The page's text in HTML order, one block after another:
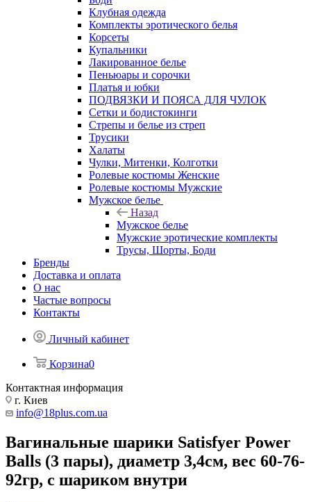
Клубная одежда
Комплекты эротического белья
Корсеты
Купальники
Лакированное белье
Пеньюары и сорочки
Платья и юбки
ПОДВЯЗКИ И ПОЯСА ДЛЯ ЧУЛОК
Сетки и бодистокинги
Стрепы и белье из стреп
Трусики
Халаты
Чулки, Митенки, Колготки
Ролевые костюмы Женские
Ролевые костюмы Мужские
Мужское белье
Назад
Мужское белье
Мужские эротические комплекты
Трусы, Шорты, Боди
Бренды
Доставка и оплата
О нас
Частые вопросы
Контакты
Личный кабинет
Корзина0
Контактная информация
г. Киев
info@18plus.com.ua
Вагинальные шарики Satisfyer Power
Balls (3 пары), диаметр 3,4см, вес 60-76-
92гр, с шариком внутри